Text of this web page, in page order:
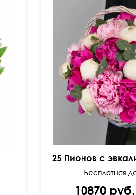
25 Пионов с
10870 руб.